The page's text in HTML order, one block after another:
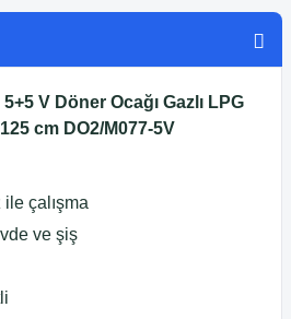
V Döner Ocağı Gazlı LPG
cm DO2/M077-5V
çalışma
ve şiş